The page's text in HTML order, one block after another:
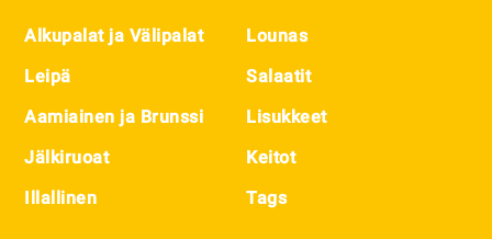
Footer
Alkupalat ja Välipalat
Leipä
Aamiainen ja Brunssi
Jälkiruoat
Illallinen
Lounas
Salaatit
Lisukkeet
Keitot
Tags